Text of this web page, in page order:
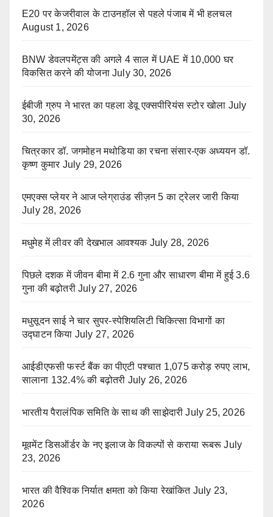
E20 पर केजरीवाल के टाउनहॉल से पहले पंजाब में भी हलचल
August 1, 2026
BNW डेवलपमेंट्स की अगले 4 साल में UAE में 10,000 घर
विकसित करने की योजना July 30, 2026
ईबीजी ग्रुप ने भारत का पहला डेवू एक्सपीरियंस स्टोर खोला July
30, 2026
चित्रकार डॉ. जगमोहन मथोडिया का रचना संसार-एक अध्ययन डॉ.
कृष्ण कुमार July 29, 2026
एमएक्स प्लेयर ने आज प्लेग्राउंड सीज़न 5 का ट्रेलर जारी किया
July 28, 2026
मधुमेह में लीवर की देखभाल आवश्यक July 28, 2026
पिछले दशक में जीवन बीमा में 2.6 गुना और साधारण बीमा में हुई 3.6
गुना की बढ़ोतरी July 27, 2026
मधुसूदन साई ने चार सुपर-स्पेशियलिटी चिकित्सा विभागों का
उद्घाटन किया July 27, 2026
आईडीएफसी फर्स्ट बैंक का पीएटी पश्चात 1,075 करोड़ रुपए लाभ,
सालाना 132.4% की बढ़ोतरी July 26, 2026
भारतीय पैरालंपिक समिति के साथ की साझेदारी July 25, 2026
मूवमेंट डिसऑर्डर के नए इलाज के विकल्पों से कराया रूबरू July
23, 2026
भारत की वैश्विक निर्यात क्षमता को किया रेखांकित July 23,
2026